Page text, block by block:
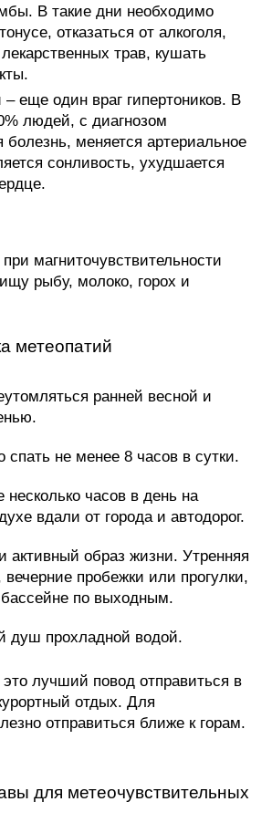
В такие дни необходимо
отказаться от алкоголя,
трав, кушать
еще один враг гипертоников. В
людей, с диагнозом
болезнь, меняется артериальное
сонливость, ухудшается
магниточувствительности
рыбу, молоко, горох и
метеопатий
ранней весной и
спать не менее 8 часов в сутки.
несколько часов в день на
вдали от города и автодорог.
активный образ жизни. Утренняя
вечерние пробежки или прогулки,
по выходным.
душ прохладной водой.
лучший повод отправиться в
отдых. Для
отправиться ближе к горам.
для метеочувствительных